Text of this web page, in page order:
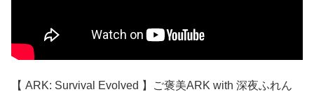
【 ARK: Survival Evolved 】ご褒美ARK with 深夜ふれん